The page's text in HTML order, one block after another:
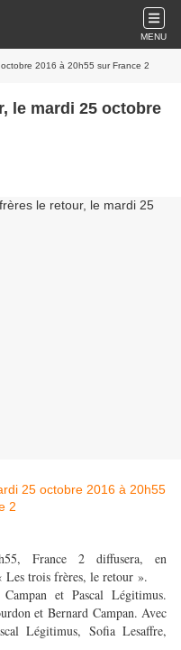
MENU
2016 à 20h55 sur France 2
le mardi 25 octobre
France 2 diffusera, en
trois frères, le retour ».
et Pascal Légitimus.
et Bernard Campan. Avec
Légitimus, Sofia Lesaffre,